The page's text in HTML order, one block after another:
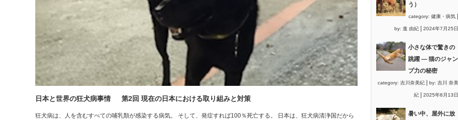
日本と世界の狂犬病事情 第2回 現在の日本における取り組みと対策
狂犬病は、人を含むすべての哺乳類が感染する病気。 そして、発症すれば100％死亡する。 日本は、狂犬病清浄国だから
う）
category: 健康・病気
by: 進 由紀 2024年7月25日
小さな体で驚きの
跳躍 ― 猫のジャン
プ力の秘密
category: 吉川奈美紀 by: 吉川 奈美
紀 2025年8月13日
暑い中、屋外に放